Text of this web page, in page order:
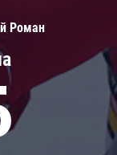
Роман